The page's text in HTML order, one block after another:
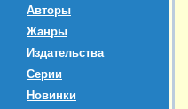
Авторы
Жанры
Издательства
Серии
Новинки